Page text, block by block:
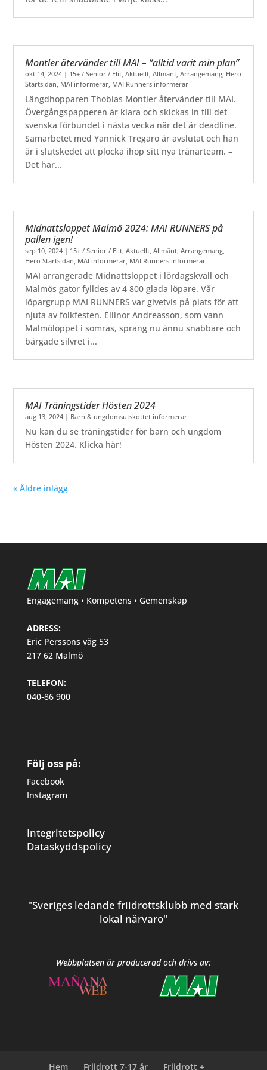
Montler återvänder till MAI – ”alltid varit min plan”
okt 14, 2024 | 15+ / Senior / Elit,Aktuellt,Allmänt,Arrangemang, Hero
Startsidan, MAI informerar, MAI Runners informerar
Längdhopparen Thobias Montler återvänder till MAI.
Övergångspapperen är klara och skickas in till det
svenska förbundet i nästa vecka när det är deadline.
Samarbetet med Yannick Tregaro är avslutat och han
är i slutskedet att plocka ihop sitt nya tränarteam. –
Det har...
Midnattsloppet Malmö 2024: MAI RUNNERS på
pallen igen!
sep 10, 2024 | 15+ / Senior / Elit,Aktuellt,Allmänt,Arrangemang,
Hero Startsidan, MAI informerar, MAI Runners informerar
MAI arrangerade Midnattsloppet i lördagskväll och
Malmös gator fylldes av 4 800 glada löpare. Vår
löpargrupp MAI RUNNERS var givetvis på plats för att
njuta av folkfesten. Ellinor Andreasson, som vann
Malmöloppet i somras, sprang nu ännu snabbare och
bärgade silvret i...
MAI Träningstider Hösten 2024
aug 13, 2024 | Barn & ungdomsutskottet informerar
Nu kan du se träningstider för barn och ungdom
Hösten 2024. Klicka här!
« Äldre inlägg
Engagemang • Kompetens • Gemenskap
ADRESS:
Eric Perssons väg 53
217 62 Malmö
TELEFON:
040-86 900
Följ oss på:
Facebook
Instagram
Integritetspolicy
Dataskyddspolicy
"Sveriges ledande friidrottsklubb med stark
lokal närvaro"
Webbplatsen är producerad och drivs av:
Hem Friidrott 7-17 år
Friidrott +